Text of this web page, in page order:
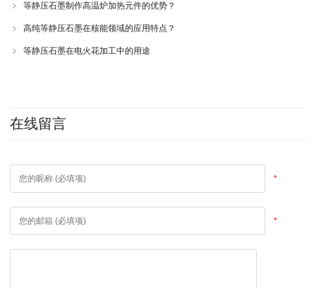
等静压石墨制作高温炉加热元件的优势？
高纯等静压石墨在核能领域的应用特点？
等静压石墨在电火花加工中的用途
在线留言
*
*